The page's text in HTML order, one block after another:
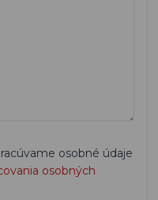
osobné údaje
osobných